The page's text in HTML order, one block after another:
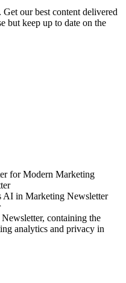
our best content delivered
but keep up to date on the
for Modern Marketing
AI in Marketing Newsletter
containing the
analytics and privacy in